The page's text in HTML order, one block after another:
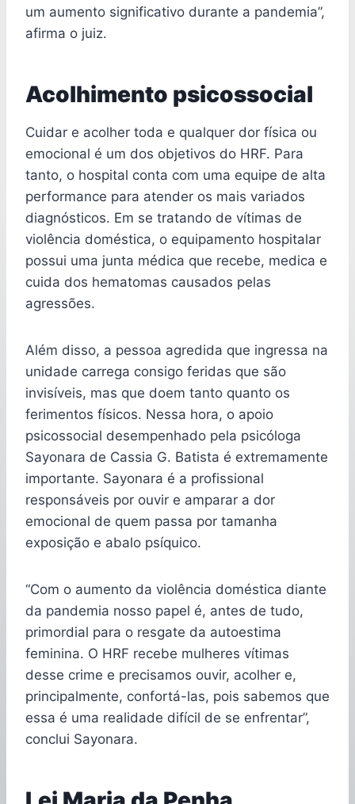
um aumento significativo durante a pandemia”,
afirma o juiz.
Acolhimento psicossocial
Cuidar e acolher toda e qualquer dor física ou
emocional é um dos objetivos do HRF. Para
tanto, o hospital conta com uma equipe de alta
performance para atender os mais variados
diagnósticos. Em se tratando de vítimas de
violência doméstica, o equipamento hospitalar
possui uma junta médica que recebe, medica e
cuida dos hematomas causados pelas
agressões.
Além disso, a pessoa agredida que ingressa na
unidade carrega consigo feridas que são
invisíveis, mas que doem tanto quanto os
ferimentos físicos. Nessa hora, o apoio
psicossocial desempenhado pela psicóloga
Sayonara de Cassia G. Batista é extremamente
importante. Sayonara é a profissional
responsáveis por ouvir e amparar a dor
emocional de quem passa por tamanha
exposição e abalo psíquico.
“Com o aumento da violência doméstica diante
da pandemia nosso papel é, antes de tudo,
primordial para o resgate da autoestima
feminina. O HRF recebe mulheres vítimas
desse crime e precisamos ouvir, acolher e,
principalmente, confortá-las, pois sabemos que
essa é uma realidade difícil de se enfrentar”,
conclui Sayonara.